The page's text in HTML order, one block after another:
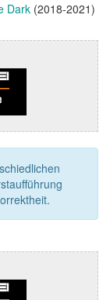
Dark (2018-2021)